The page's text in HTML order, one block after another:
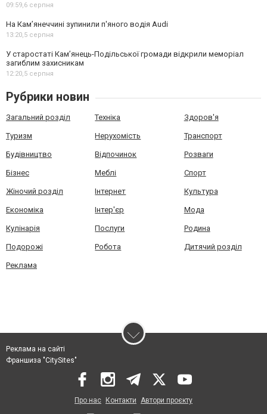
09:59,6 серпня
На Камʼянеччині зупинили п'яного водія Audi
13:20,5 серпня
У старостаті Кам’янець-Подільської громади відкрили меморіал
загиблим захисникам
12:20,5 серпня
Рубрики новин
Загальний розділ Техніка Здоров'я
Туризм Нерухомість Транспорт
Будівництво Відпочинок Розваги
Бізнес Меблі Спорт
Жіночий розділ Інтернет Культура
Економіка Інтер'єр Мода
Кулінарія Послуги Родина
Подорожі Робота Дитячий розділ
Реклама
Реклама на сайті
Франшиза "CitySites"
Про нас Контакти Автори проєкту